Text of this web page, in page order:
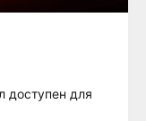
доступен для